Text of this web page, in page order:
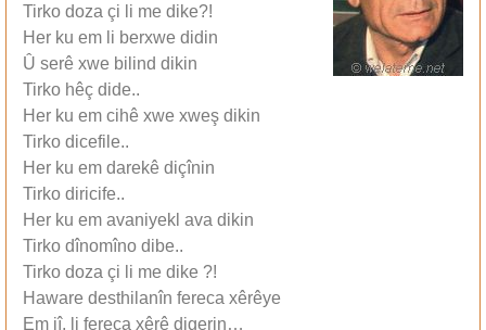
Tirko doza çi li me dike?!
Her ku em li berxwe didin
Û serê xwe bilind dikin
Tirko hêç dide..
Her ku em cihê xwe xweş dikin
Tirko dicefile..
Her ku em darekê diçînin
Tirko diricife..
Her ku em avaniyekl ava dikin
Tirko dînomîno dibe..
Tirko doza çi li me dike ?!
Haware desthilanîn fereca xêrêye
Em jî, li fereca xêrê digerin…